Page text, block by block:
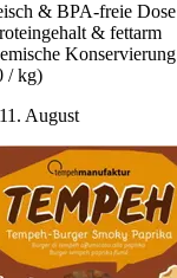
& BPA-freie Dose
& fettarm
Konservierung
/ kg)
August